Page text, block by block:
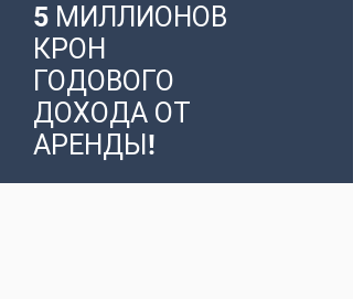
5 МИЛЛИОНОВ
КРОН
ГОДОВОГО
ДОХОДА ОТ
АРЕНДЫ!